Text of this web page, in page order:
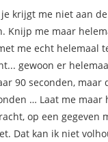
je krijgt me niet aan
Knijp me maar
me echt helemaal
gewoon er
90 seconden, maar
… Laat me maar
op een gegeven
Dat kan ik niet